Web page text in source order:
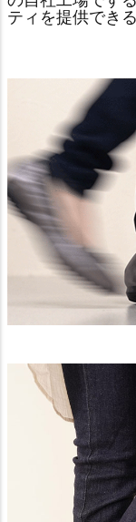
ティを提供でき